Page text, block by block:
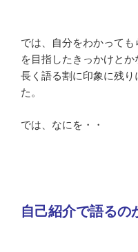
では、自分をわかって
を目指したきっかけとか
長く語る割に印象に残
た。
では、なにを・・
自己紹介で語るの